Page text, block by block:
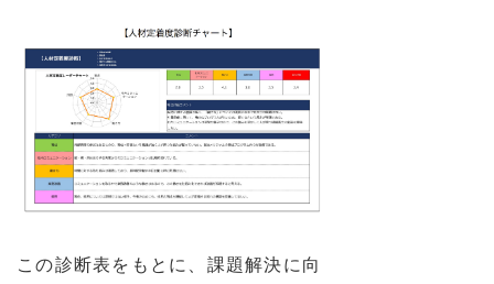
この診断表をもとに、課題解決に向